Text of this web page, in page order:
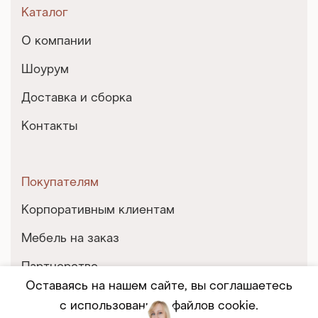
Каталог
О компании
Шоурум
Доставка и сборка
Контакты
Покупателям
Корпоративным клиентам
Мебель на заказ
Партнерство
Оставаясь на нашем сайте, вы соглашаетесь
с использованием файлов cookie.